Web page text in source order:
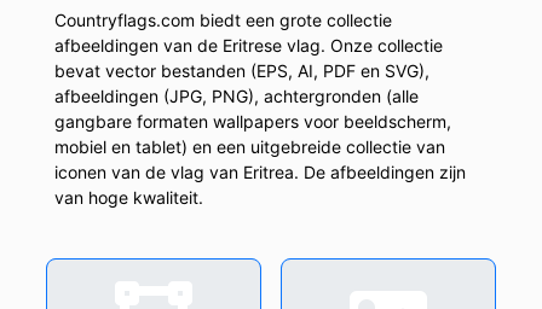
Countryflags.com biedt een grote collectie
afbeeldingen van de Eritrese vlag. Onze collectie
bevat vector bestanden (EPS, AI, PDF en SVG),
afbeeldingen (JPG, PNG), achtergronden (alle
gangbare formaten wallpapers voor beeldscherm,
mobiel en tablet) en een uitgebreide collectie van
iconen van de vlag van Eritrea. De afbeeldingen zijn
van hoge kwaliteit.